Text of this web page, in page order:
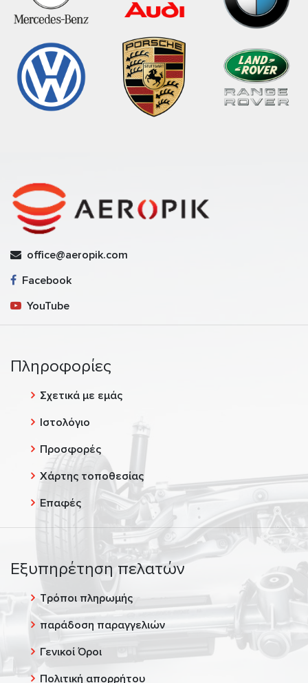
office@aeropik.com
Facebook
YouTube
Πληροφορίες
Σχετικά με εμάς
Ιστολόγιο
Προσφορές
Χάρτης τοποθεσίας
Επαφές
Εξυπηρέτηση πελατών
Τρόποι πληρωμής
παράδοση παραγγελιών
Γενικοί Όροι
Πολιτική απορρήτου